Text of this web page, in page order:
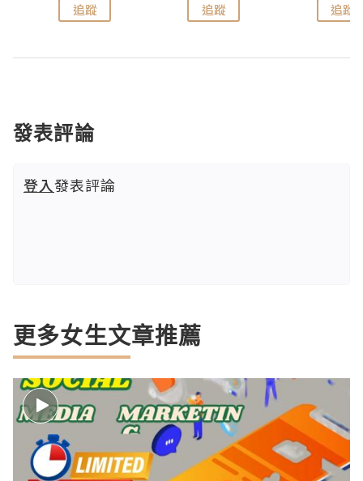
追蹤 追蹤 追蹤
發表評論
登入發表評論
更多女生文章推薦